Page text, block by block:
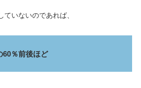
いないのであれば、
60％前後ほど